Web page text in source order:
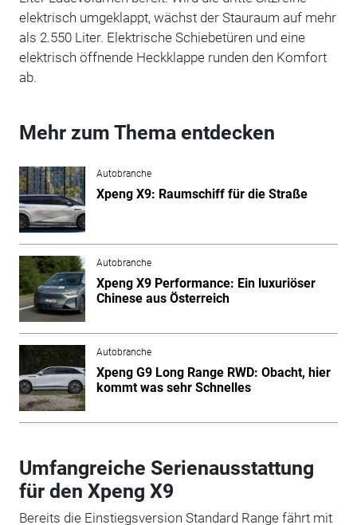
elektrisch umgeklappt, wächst der Stauraum auf mehr
als 2.550 Liter. Elektrische Schiebetüren und eine
elektrisch öffnende Heckklappe runden den Komfort
ab.
Mehr zum Thema entdecken
Autobranche
Xpeng X9: Raumschiff für die Straße
Autobranche
Xpeng X9 Performance: Ein luxuriöser
Chinese aus Österreich
Autobranche
Xpeng G9 Long Range RWD: Obacht, hier
kommt was sehr Schnelles
Umfangreiche Serienausstattung
für den Xpeng X9
Bereits die Einstiegsversion Standard Range fährt mit